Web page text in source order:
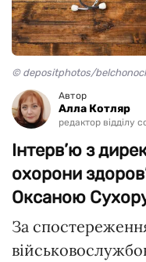
© depositphotos/
Автор
Алла Котляр
редактор відділу
Інтерв’ю з
охорони
Оксаною
За